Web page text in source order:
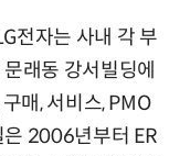
전자는 사내 각 부
래동 강서빌딩에
매, 서비스, PMO
은 2006년부터 ER